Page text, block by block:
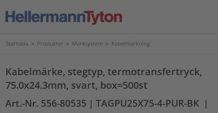
Startsida > Produkter > Märksystem > Kabelmärkning
Kabelmärke, stegtyp, termotransfertryck,
75.0x24.3mm, svart, box=500st
Art.-Nr. 556-80535 | TAGPU25X75-4-PUR-BK |